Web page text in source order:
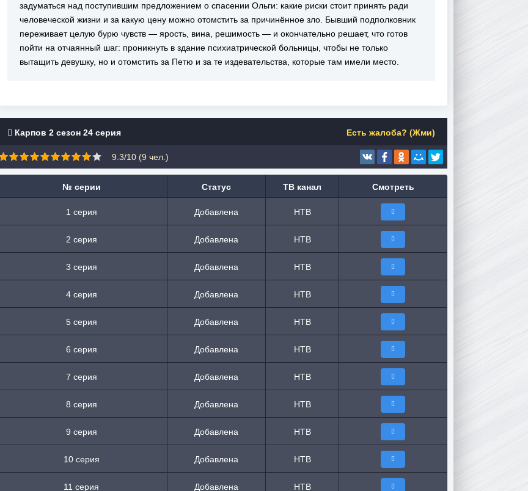
задуматься над поступившим предложением о спасении Ольги: какие риски стоит принять ради
человеческой жизни и за какую цену можно отомстить за причинённое зло. Бывший подполковник
переживает целую бурю чувств — ярость, вина, решимость — и окончательно решает, что готов
пойти на отчаянный шаг: проникнуть в здание психиатрической больницы, чтобы не только
вытащить девушку, но и отомстить за Петю и за те издевательства, которые там имели место.
Карпов 2 сезон 24 серия Есть жалоба? (Жми)
9.3/10 (9 чел.)
№ серии Статус ТВ канал Смотреть
1 серия Добавлена НТВ
2 серия Добавлена НТВ
3 серия Добавлена НТВ
4 серия Добавлена НТВ
5 серия Добавлена НТВ
6 серия Добавлена НТВ
7 серия Добавлена НТВ
8 серия Добавлена НТВ
9 серия Добавлена НТВ
10 серия Добавлена НТВ
11 серия Добавлена НТВ